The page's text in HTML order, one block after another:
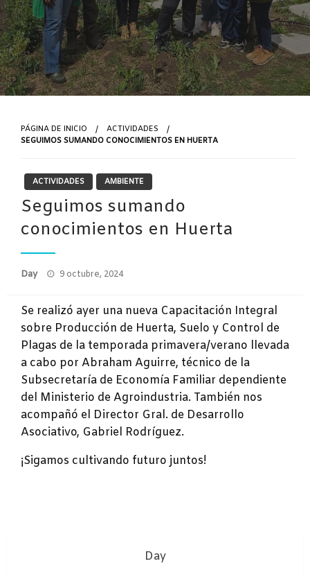
PÁGINA DE INICIO
ACTIVIDADES
SEGUIMOS SUMANDO CONOCIMIENTOS EN HUERTA
ACTIVIDADES AMBIENTE
Seguimos sumando
conocimientos en Huerta
Day
Publicado
9 octubre, 2024
Se realizó ayer una nueva Capacitación Integral
sobre Producción de Huerta, Suelo y Control de
Plagas de la temporada primavera/verano llevada
a cabo por Abraham Aguirre, técnico de la
Subsecretaría de Economía Familiar dependiente
del Ministerio de Agroindustria. También nos
acompañó el Director Gral. de Desarrollo
Asociativo, Gabriel Rodríguez.
¡Sigamos cultivando futuro juntos!
Day